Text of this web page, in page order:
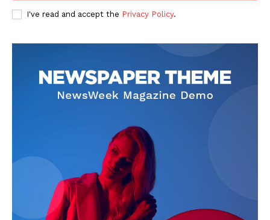
I've read and accept the Privacy Policy.